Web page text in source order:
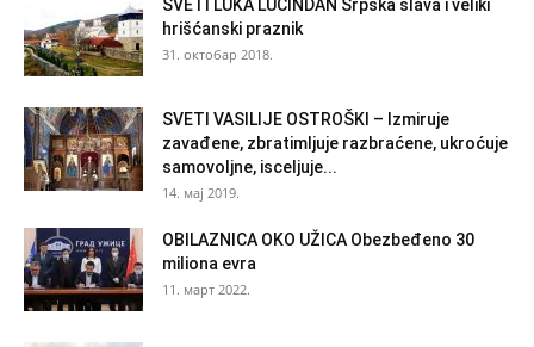
SVETI LUKA LUČINDAN Srpska slava i veliki
hrišćanski praznik
31. октобар 2018.
SVETI VASILIJE OSTROŠKI – Izmiruje
zavađene, zbratimljuje razbraćene, ukroćuje
samovoljne, isceljuje...
14. мај 2019.
OBILAZNICA OKO UŽICA Obezbeđeno 30
miliona evra
11. март 2022.